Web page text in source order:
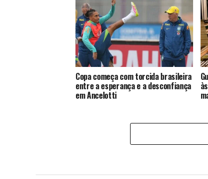
Copa começa com torcida brasileira
entre a esperança e a desconfiança
em Ancelotti